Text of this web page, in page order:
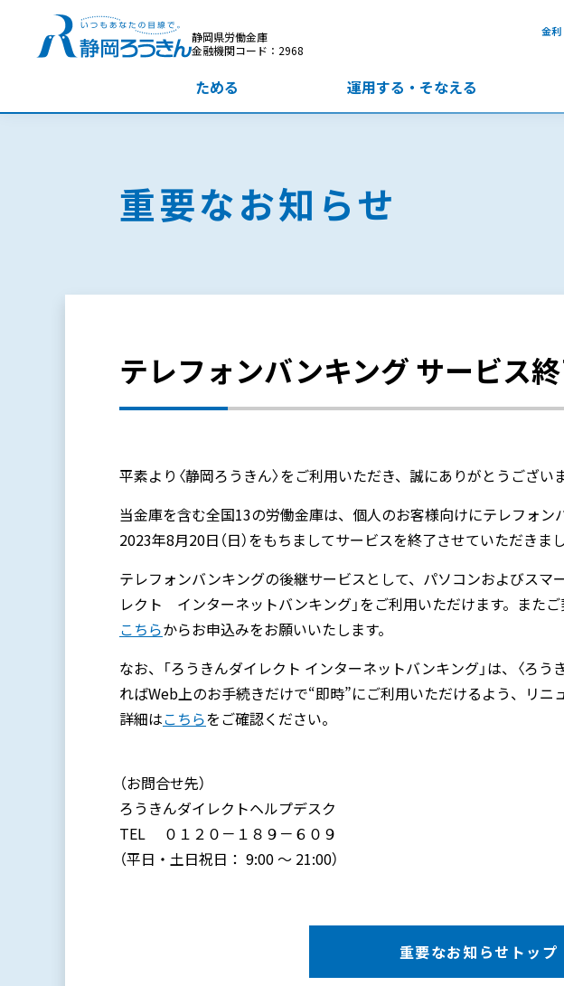
静岡県労働金庫
金融機関コード：2968
金利
ためる 運用する ・ そなえる
重要なお知らせ
テレフォンバンキング サービス
平素より〈静岡ろうきん〉をご利用いただき、誠にありがとうございま
当金庫を含む全国13の労働金庫は、個人のお客様向けにテレフォン
2023年8月20日（日）をもちましてサービスを終了させていただきまし
テレフォンバンキングの後継サービスとして、パソコンおよびスマ
レクト インターネットバンキング」をご利用いただけます。またご
こちらからお申込みをお願いいたします。
なお、「ろうきんダイレクト インターネットバンキング」は、〈ろ
ればWeb上のお手続きだけで“即時”にご利用いただけるよう、リ
詳細はこちらをご確認ください。
（お問合せ先）
ろうきんダイレクトヘルプデスク
TEL ０１２０－１８９－６０９
（平日・土日祝日： 9:00 ～ 21:00）
重要なお知らせトップ